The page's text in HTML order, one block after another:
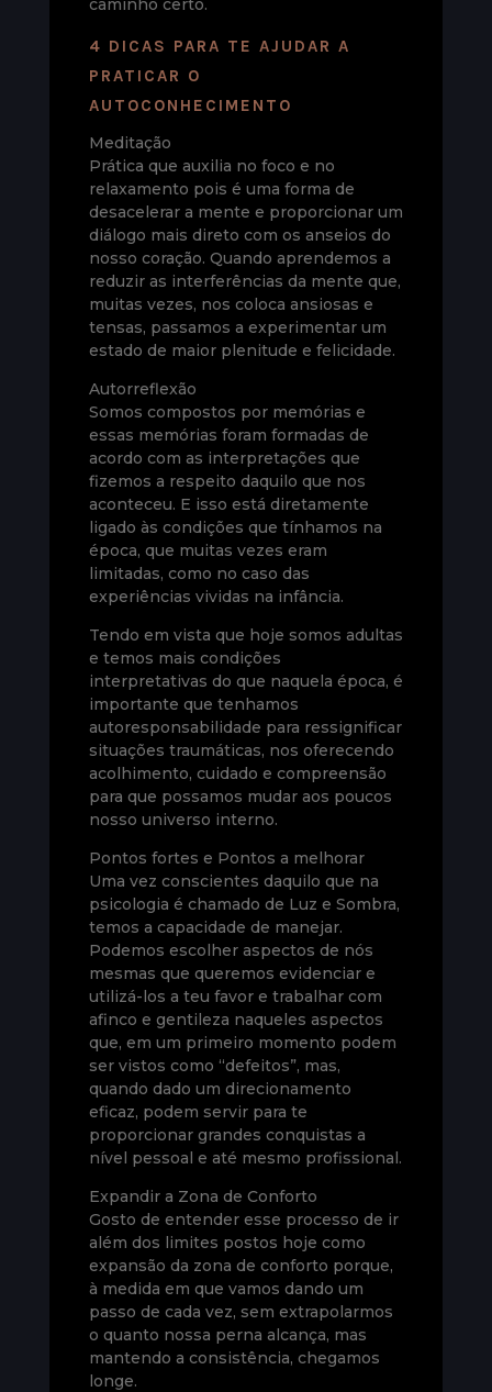
caminho certo.
4 DICAS PARA TE AJUDAR A
PRATICAR O
AUTOCONHECIMENTO
Meditação
Prática que auxilia no foco e no
relaxamento pois é uma forma de
desacelerar a mente e proporcionar um
diálogo mais direto com os anseios do
nosso coração. Quando aprendemos a
reduzir as interferências da mente que,
muitas vezes, nos coloca ansiosas e
tensas, passamos a experimentar um
estado de maior plenitude e felicidade.
Autorreflexão
Somos compostos por memórias e
essas memórias foram formadas de
acordo com as interpretações que
fizemos a respeito daquilo que nos
aconteceu. E isso está diretamente
ligado às condições que tínhamos na
época, que muitas vezes eram
limitadas, como no caso das
experiências vividas na infância.
Tendo em vista que hoje somos adultas
e temos mais condições
interpretativas do que naquela época, é
importante que tenhamos
autoresponsabilidade para ressignificar
situações traumáticas, nos oferecendo
acolhimento, cuidado e compreensão
para que possamos mudar aos poucos
nosso universo interno.
Pontos fortes e Pontos a melhorar
Uma vez conscientes daquilo que na
psicologia é chamado de Luz e Sombra,
temos a capacidade de manejar.
Podemos escolher aspectos de nós
mesmas que queremos evidenciar e
utilizá-los a teu favor e trabalhar com
afinco e gentileza naqueles aspectos
que, em um primeiro momento podem
ser vistos como “defeitos”, mas,
quando dado um direcionamento
eficaz, podem servir para te
proporcionar grandes conquistas a
nível pessoal e até mesmo profissional.
Expandir a Zona de Conforto
Gosto de entender esse processo de ir
além dos limites postos hoje como
expansão da zona de conforto porque,
à medida em que vamos dando um
passo de cada vez, sem extrapolarmos
o quanto nossa perna alcança, mas
mantendo a consistência, chegamos
longe.